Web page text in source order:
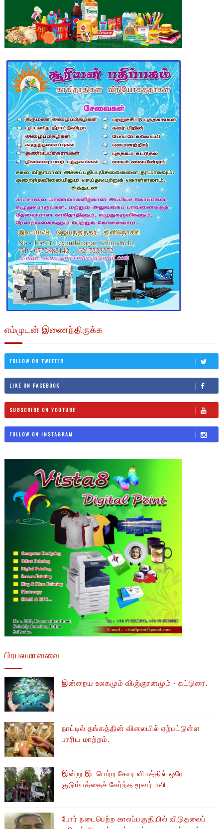
எம்முடன் இணைந்திருக்க
FOLLOW ON TWITTER
LIKE ON FACEBOOK
SUBSCRIBE ON YOUTUBE
FOLLOW ON INSTAGRAM
பிரபலமானவை
இன்றைய உலகமும் விஞ்ஞானமும் - கட்டுரை.
நாட்டில் தங்கத்தின் விலையில் ஏற்பட்டுள்ள
பாரிய மாற்றம்.
இன்று இடபெற்ற கோர விபத்தில் ஒரே
குடும்பத்தைச் சேர்ந்த மூவர் பலி.
போர் நடைபெற்ற காலப்பகுதியில் ​​விடுதலைப்